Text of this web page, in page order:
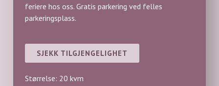
feriere hos oss. Gratis parkering ved felles
parkeringsplass.
SJEKK TILGJENGELIGHET
Størrelse: 20 kvm